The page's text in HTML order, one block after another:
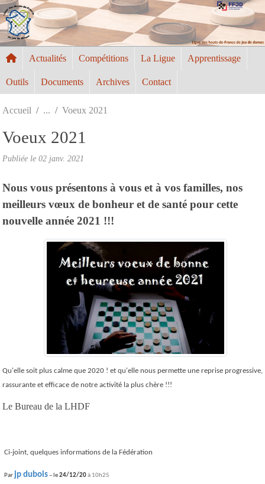
Actualités Compétitions La Ligue Apprentissage
Outils Documents Archives Contact
Accueil Voeux 2021
Voeux 2021
Publiée le 02 janv. 2021
Nous vous présentons à vous et à vos familles, nos
meilleurs vœux de bonheur et de santé pour cette
nouvelle année 2021 !!!
Qu'elle soit plus calme que 2020 ! et qu'elle nous permette une reprise progressive,
rassurante et efficace de notre activité la plus chère !!!
Le Bureau de la LHDF
Ci-joint, quelques informations de la Fédération
Parjp dubois– le24/12/20à 10h25
Panneau de gestion des cookies